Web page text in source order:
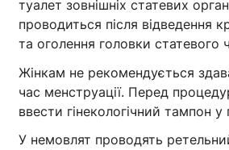
туалет зовнішніх статевих
проводиться після відведення
та оголення головки статевого
Жінкам не рекомендується
час менструації. Перед
ввести гінекологічний тампон у
У немовлят проводять